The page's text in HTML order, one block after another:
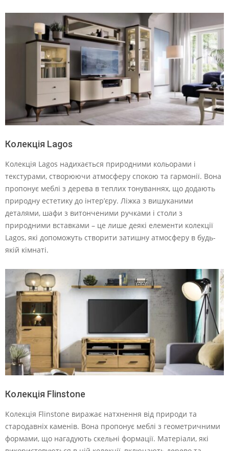
Колекція Lagos
Колекція Lagos надихається природними кольорами і
текстурами, створюючи атмосферу спокою та гармонії. Вона
пропонує меблі з дерева в теплих тонуваннях, що додають
природну естетику до інтер’єру. Ліжка з вишуканими
деталями, шафи з витонченими ручками і столи з
природними вставками – це лише деякі елементи колекції
Lagos, які допоможуть створити затишну атмосферу в будь-
якій кімнаті.
Колекція Flinstone
Колекція Flinstone виражає натхнення від природи та
стародавніх каменів. Вона пропонує меблі з геометричними
формами, що нагадують скельні формації. Матеріали, які